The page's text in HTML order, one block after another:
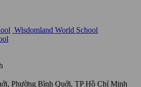
Wisdomland World School
Phường Bình Quới, TP Hồ Chí Minh